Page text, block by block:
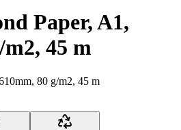
Paper, A1,
45 m
80 g/m2, 45 m